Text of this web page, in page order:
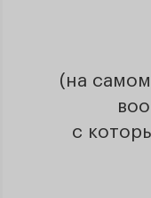
(на
с